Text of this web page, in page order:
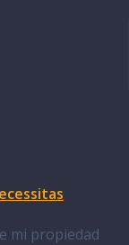
mi propiedad